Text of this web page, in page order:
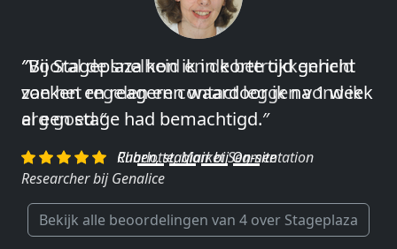
″Vooral de snelheid en de betrokkenheid
van het regelen en contact leggen vond ik
erg goed.″
Charlotte, Market Segmentation
Researcher bij Genalice
Bekijk alle beoordelingen van 4 over Stageplaza